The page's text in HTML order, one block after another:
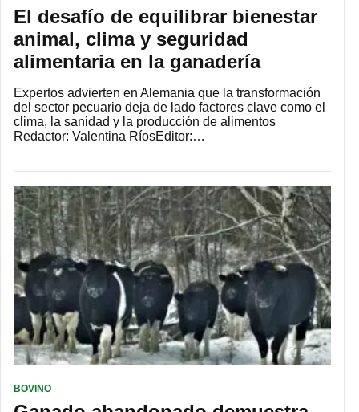
El desafío de equilibrar bienestar
animal, clima y seguridad
alimentaria en la ganadería
Expertos advierten en Alemania que la transformación
del sector pecuario deja de lado factores clave como el
clima, la sanidad y la producción de alimentos
Redactor: Valentina RíosEditor:…
BOVINO